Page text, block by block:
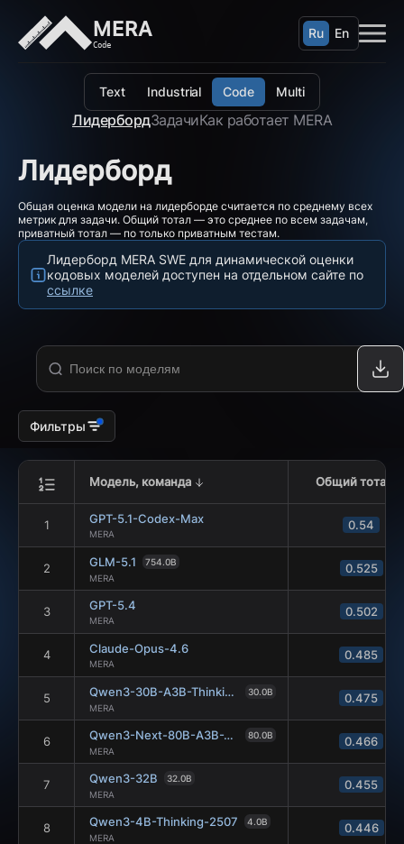
MERA
Code
Text Industrial Code Multi
ЛидербордЗадачиКак работает MERA
Ru En
Лидерборд
Общая оценка модели на лидерборде считается по среднему всех
метрик для задачи. Общий тотал — это среднее по всем задачам,
приватный тотал — по только приватным тестам.
Лидерборд MERA SWE для динамической оценки
кодовых моделей доступен на отдельном сайте по
ссылке
Фильтры
Модель, команда Общий тотал
1 GPT-5.1-Codex-Max
MERA
0.54
2 GLM-5.1
754.0B
MERA
0.525
3 GPT-5.4
MERA
0.502
4 Claude-Opus-4.6
MERA
0.485
5 Qwen3-30B-A3B-Thinking-2507
30.0B
MERA
0.475
6 Qwen3-Next-80B-A3B-Thinking
80.0B
MERA
0.466
7 Qwen3-32B
32.0B
MERA
0.455
8 Qwen3-4B-Thinking-2507
4.0B
MERA
0.446